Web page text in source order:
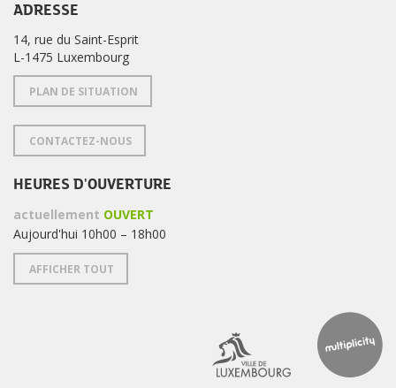
ADRESSE
14, rue du Saint-Esprit
L-1475 Luxembourg
PLAN DE SITUATION
CONTACTEZ-NOUS
HEURES D'OUVERTURE
actuellement OUVERT
Aujourd'hui 10h00 – 18h00
AFFICHER TOUT